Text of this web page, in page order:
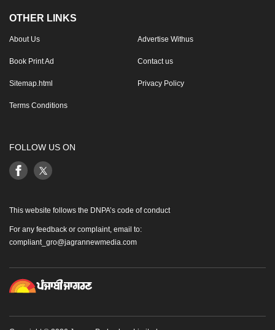
OTHER LINKS
About Us Advertise Withus
Book Print Ad Contact us
Sitemap.html Privacy Policy
Terms Conditions
FOLLOW US ON
This website follows the DNPA’s code of conduct
For any feedback or complaint, email to:
compliant_gro@jagrannewmedia.com